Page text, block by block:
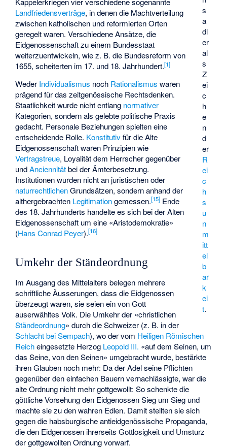
s
a
dl
er
al
s
Z
ei
c
h
e
n
d
er
R
ei
c
h
s
u
n
m
itt
el
b
ar
k
ei
t.
Landfriedensverträge, in denen die Machtverteilung
zwischen katholischen und reformierten Orten
geregelt waren. Verschiedene Ansätze, die
Eidgenossenschaft zu einem Bundesstaat
weiterzuentwickeln, wie z. B. die Bundesreform von
1655, scheiterten im 17. und 18. Jahrhundert.[1]
Weder Individualismus noch Rationalismus waren
prägend für das zeitgenössische Rechtsdenken.
Staatlichkeit wurde nicht entlang normativer
Kategorien, sondern als gelebte politische Praxis
gedacht. Personale Beziehungen spielten eine
entscheidende Rolle. Konstitutivfür die Alte
Eidgenossenschaft waren Prinzipien wie
Vertragstreue, Loyalität dem Herrscher gegenüber
undAnciennitätbei der Ämterbesetzung.
Institutionen wurden nicht an juristischen oder
naturrechtlichenGrundsätzen, sondern anhand der
althergebrachten Legitimationgemessen.[15] Ende
des 18. Jahrhunderts handelte es sich bei der Alten
Eidgenossenschaft um eine «Aristodemokratie»
(Hans Conrad Peyer).[16]
Umkehr der Ständeordnung
Im Ausgang des Mittelalters belegen mehrere
schriftliche Äusserungen, dass die Eidgenossen
überzeugt waren, sie seien ein von Gott
auserwähltes Volk. Die Umkehr der «christlichen
Ständeordnung» durch die Schweizer (z. B. in der
Schlacht bei Sempach), wo der vom Heiligen Römischen
Reicheingesetzte Herzog Leopold III. «auf dem Seinen, um
das Seine, von den Seinen» umgebracht wurde, bestärkte
ihren Glauben noch mehr: Da der Adel seine Pflichten
gegenüber den einfachen Bauern vernachlässigte, war die
alte Ordnung nicht mehr gottgewollt: So schenkte die
göttliche Vorsehung den Eidgenossen Sieg um Sieg und
machte sie zu den wahren Edlen. Damit stellten sie sich
gegen die habsburgische antieidgenössische Propaganda,
die den Eidgenossen ihrerseits Gottlosigkeit und Umsturz
der gottgewollten Ordnung vorwarf.